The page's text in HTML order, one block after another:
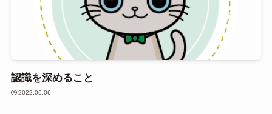
認識を深めること
2022.06.06